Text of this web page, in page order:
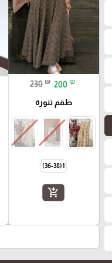
230 ₪ 200 ₪
طقم تنورة
1(36-38)
add_shopping_cart